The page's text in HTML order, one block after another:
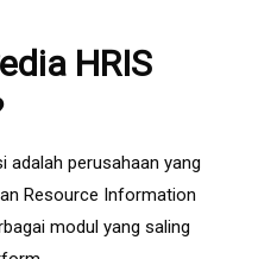
HRIS
adalah perusahaan yang
Resource Information
modul yang saling